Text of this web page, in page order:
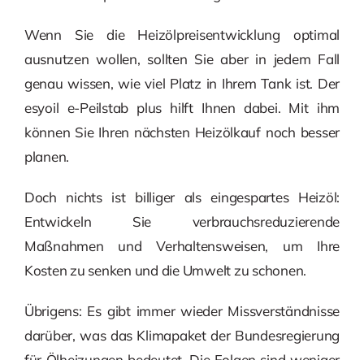
Wenn Sie die Heizölpreisentwicklung optimal
ausnutzen wollen, sollten Sie aber in jedem Fall
genau wissen, wie viel Platz in Ihrem Tank ist. Der
esyoil e-Peilstab plus hilft Ihnen dabei. Mit ihm
können Sie Ihren nächsten Heizölkauf noch besser
planen.
Doch nichts ist billiger als eingespartes Heizöl:
Entwickeln Sie verbrauchsreduzierende
Maßnahmen und Verhaltensweisen, um Ihre
Kosten zu senken und die Umwelt zu schonen.
Übrigens: Es gibt immer wieder Missverständnisse
darüber, was das Klimapaket der Bundesregierung